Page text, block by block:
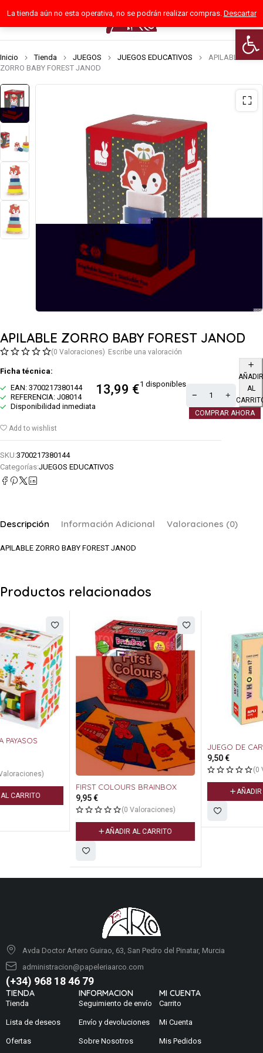
La tienda aún no esta operativa, no se podrán realizar compras. Descartar
0
Inicio Tienda JUEGOS JUEGOS EDUCATIVOS
APILABLE
ZORRO BABY FOREST JANOD
APILABLE ZORRO BABY FOREST JANOD
(0 Valoraciones) Escribe una valoración
Ficha técnica:
EAN: 3700217380144
REFERENCIA: J08014
Disponibilidad inmediata
13,99 €1 disponibles
AÑADIR
AL
COMPRAR AHORA
Add to wishlist
SKU:3700217380144
Categorías:JUEGOS EDUCATIVOS
Descripción Información Adicional Valoraciones (0)
APILABLE ZORRO BABY FOREST JANOD
Productos relacionados
FIRST COLOURS BRAINBOX
9,95€
(0 Valoraciones)
AÑADIR AL CARRITO
JUEGO DE CARTAS WHO AM I ?
9,50 €
(0 Valoraciones)
AÑADIR AL CARRITO
Avda Doctor Artero Guirao, 63, San Pedro del Pinatar, Murcia
administracion@papeleriaarco.com
(+34) 968 18 46 79
TIENDA
Tienda
Lista de deseos
Ofertas
INFORMACION
Seguimiento de envío
Envío y devoluciones
Sobre Nosotros
MI CUENTA
Carrito
Mi Cuenta
Mis Pedidos